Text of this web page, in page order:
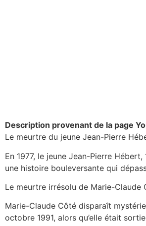
Description provenant de la page
Le meurtre du jeune Jean-Pierre
En 1977, le jeune Jean-Pierre
une histoire bouleversante qui
Le meurtre irrésolu de Marie-Claude
Marie-Claude Côté disparaît
octobre 1991, alors qu’elle était